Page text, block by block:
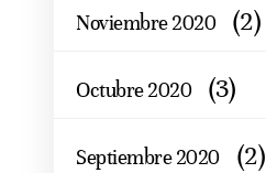
Noviembre 2020 (2)
Octubre 2020 (3)
Septiembre 2020 (2)